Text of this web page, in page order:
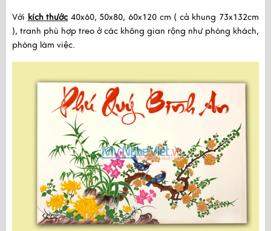
Với kích thước 40x60, 50x80, 60x120 cm ( cả khung 73x132cm
), tranh phù hợp treo ở các không gian rộng như phòng khách,
phòng làm việc.